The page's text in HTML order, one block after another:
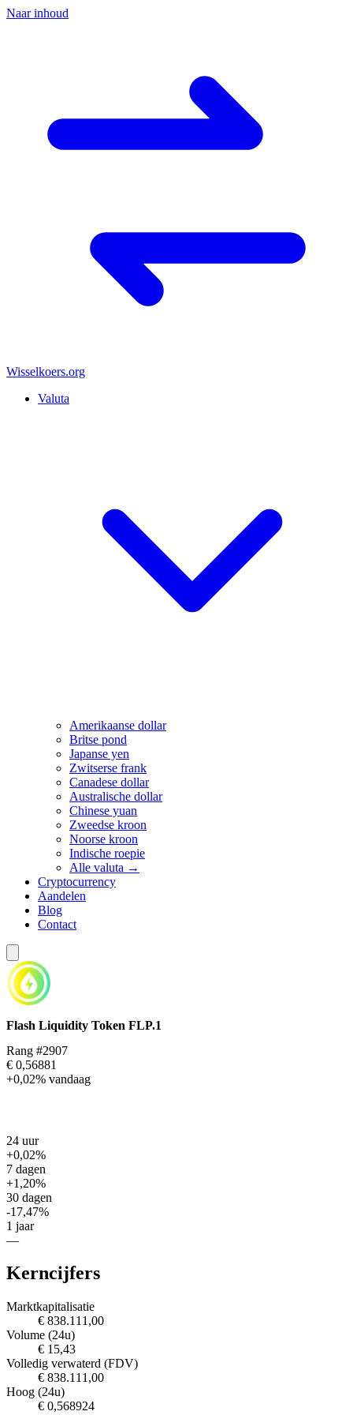
Naar inhoud
Wisselkoers.org
Valuta
Amerikaanse dollar
Britse pond
Japanse yen
Zwitserse frank
Canadese dollar
Australische dollar
Chinese yuan
Zweedse kroon
Noorse kroon
Indische roepie
Alle valuta →
Cryptocurrency
Aandelen
Blog
Contact
Flash Liquidity Token FLP.1
Rang #2907
€ 0,56881
+0,02% vandaag
24 uur
+0,02%
7 dagen
+1,20%
30 dagen
-17,47%
1 jaar
—
Kerncijfers
Marktkapitalisatie
€ 838.111,00
Volume (24u)
€ 15,43
Volledig verwaterd (FDV)
€ 838.111,00
Hoog (24u)
€ 0,568924